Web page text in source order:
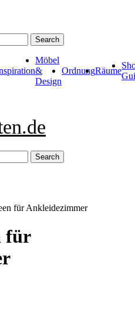
Search
Möbel
&
Design
OrdnungRäume
Search
für Ankleidezimmer
für